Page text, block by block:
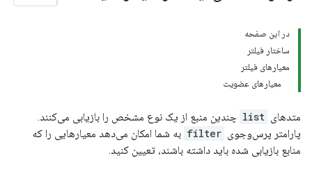
در این صفحه
ساختار فیلتر
معیارهای فیلتر
معیارهای عضویت
متدهای list چندین منبع از یک نوع مشخص را بازیابی می‌کنند.
پارامتر پرس‌وجوی filter به شما امکان می‌دهد معیارهایی را که
منابع بازیابی شده باید داشته باشند، تعیین کنید.